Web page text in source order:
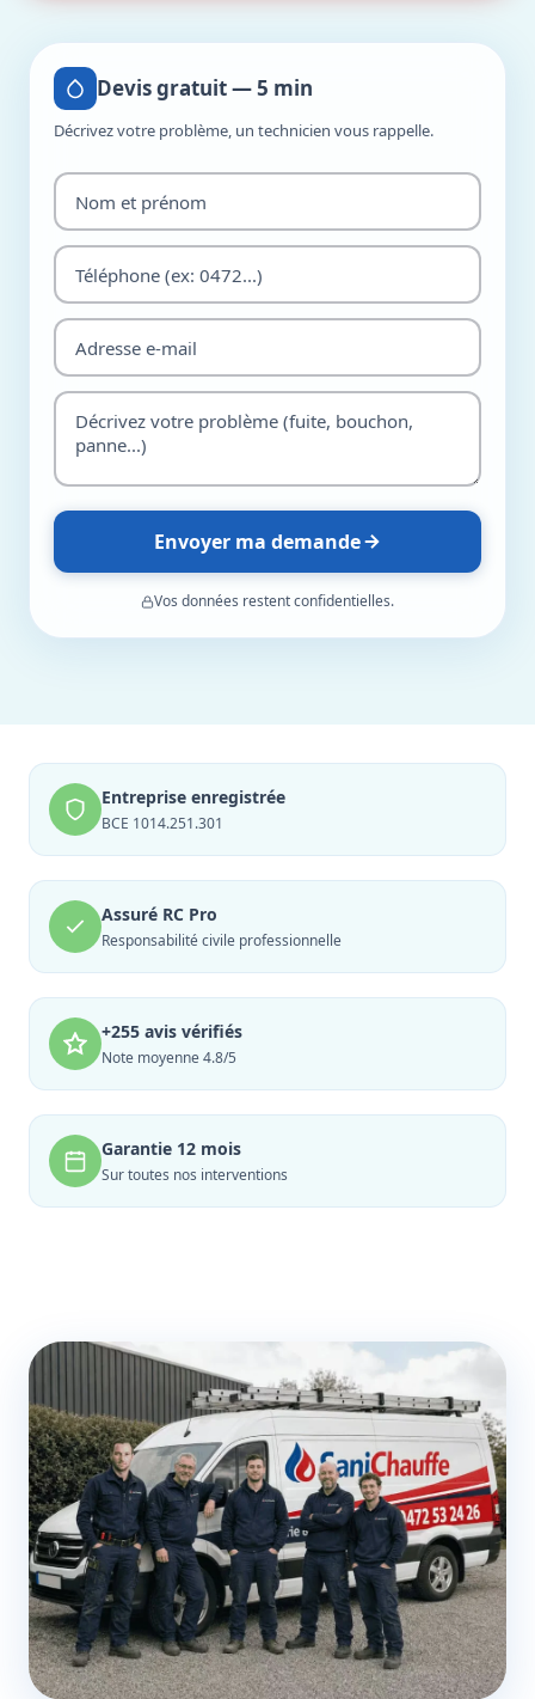
Devis gratuit — 5 min
Décrivez votre problème, un technicien vous rappelle.
Envoyer ma demande
Vos données restent confidentielles.
Entreprise enregistrée
BCE 1014.251.301
Assuré RC Pro
Responsabilité civile professionnelle
+255 avis vérifiés
Note moyenne 4.8/5
Garantie 12 mois
Sur toutes nos interventions